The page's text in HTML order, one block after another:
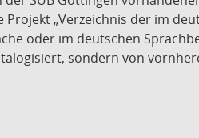
„Verzeichnis der im
oder im deutschen
sondern von